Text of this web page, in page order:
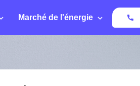
Marché de l'énergie